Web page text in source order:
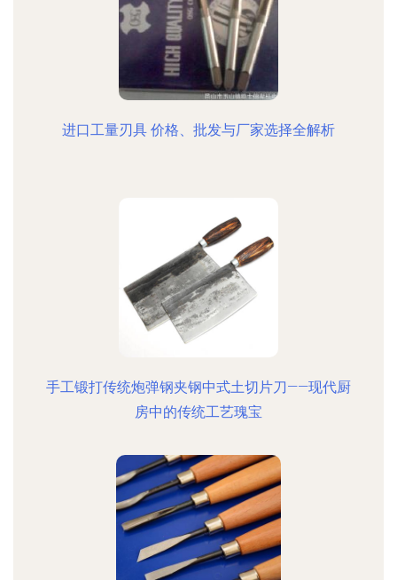
进口工量刃具 价格、批发与厂家选择全解析
手工锻打传统炮弹钢夹钢中式土切片刀——现代厨
房中的传统工艺瑰宝